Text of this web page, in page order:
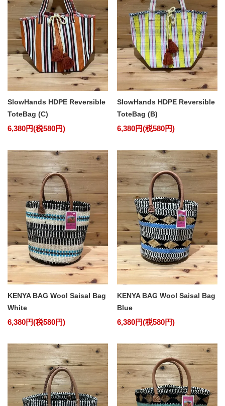
SlowHands HDPE Reversible
ToteBag (C)
6,380円(税580円)
SlowHands HDPE Reversible
ToteBag (B)
6,380円(税580円)
KENYA BAG Wool Saisal Bag
White
6,380円(税580円)
KENYA BAG Wool Saisal Bag
Blue
6,380円(税580円)